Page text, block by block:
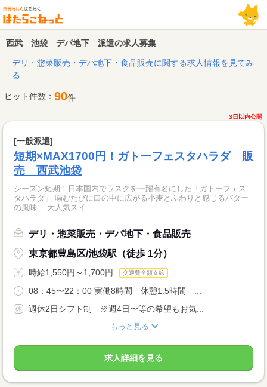
西武 池袋 デパ地下 派遣の求人募集
デリ・惣菜販売・デパ地下・食品販売に関する求人情報を見てみ
る
ヒット件数： 90件
3日以内公開
[一般派遣]
短期×MAX1700円！ガトーフェスタハラダ 販
売 西武池袋
シーズン短期！日本国内でラスクを一躍有名にした「ガトーフェス
タハラダ」 噛むたびに口の中に広がる小麦とふわりと感じるバター
の風味… 大人気スイ...
デリ・惣菜販売・デパ地下・食品販売
東京都豊島区/池袋駅（徒歩 1分）
時給1,550円～1,700円 交通費全額支給
08：45〜22：00 実働8時間 休憩1.5時間 ...
週休2日シフト制 ※週4日〜等の希望もお気...
もっと見る
求人詳細を見る